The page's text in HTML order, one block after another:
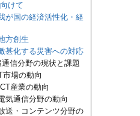
けて
国の経済活性化・経
方創生
化する災害への対応
信分野の現状と課題
場の動向
産業の動向
通信分野の動向
・コンテンツ分野の